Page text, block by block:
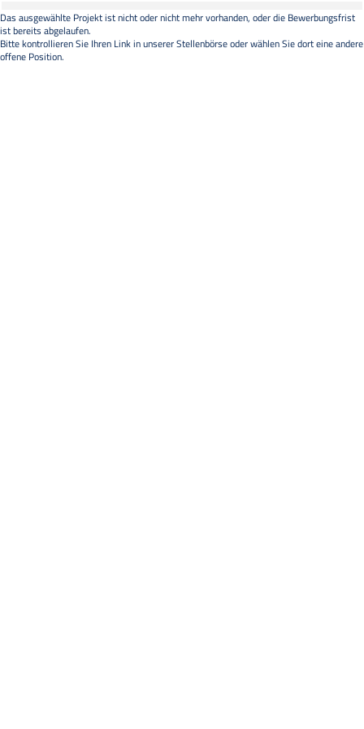
Das ausgewählte Projekt ist nicht oder nicht mehr vorhanden, oder die Bewerbungsfrist
ist bereits abgelaufen.
Bitte kontrollieren Sie Ihren Link in unsererStellenbörseoder wählen Sie dort eine andere
offene Position.